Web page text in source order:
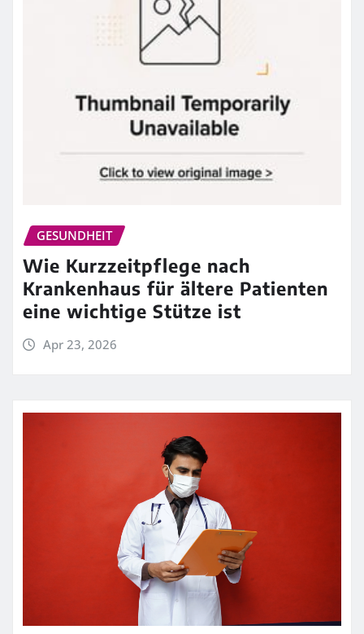
GESUNDHEIT
Wie Kurzzeitpflege nach
Krankenhaus für ältere Patienten
eine wichtige Stütze ist
Apr 23, 2026